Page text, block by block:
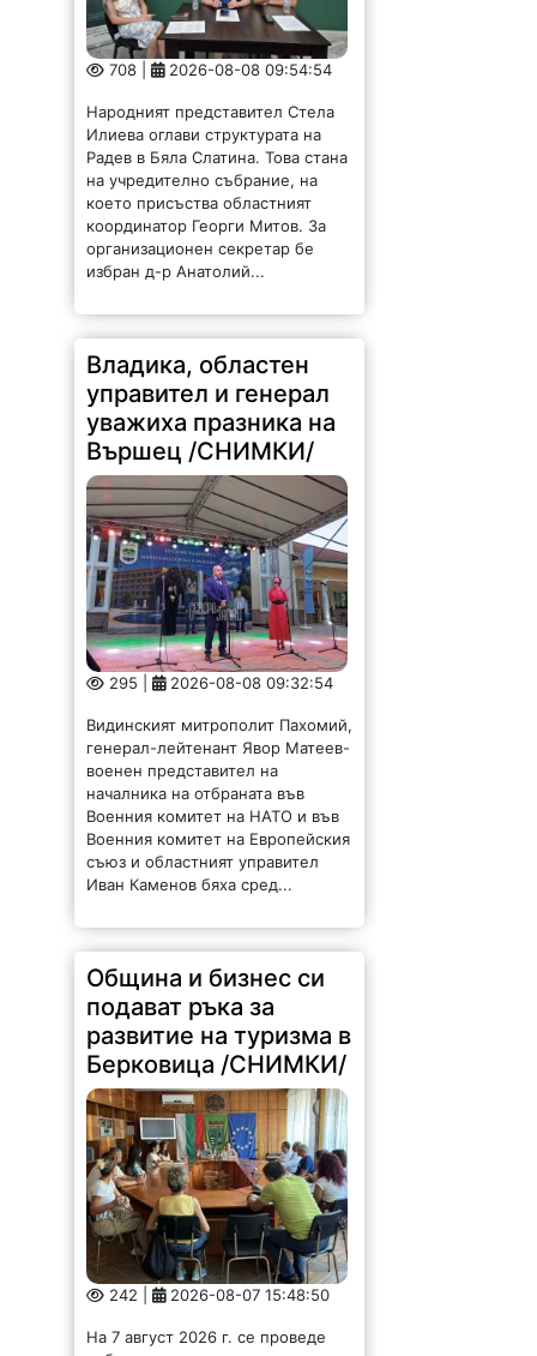
708 | 2026-08-08 09:54:54
Народният представител Стела
Илиева оглави структурата на
Радев в Бяла Слатина. Това стана
на учредително събрание, на
което присъства областният
координатор Георги Митов. За
организационен секретар бе
избран д-р Анатолий...
Владика, областен
управител и генерал
уважиха празника на
Вършец /СНИМКИ/
295 | 2026-08-08 09:32:54
Видинският митрополит Пахомий,
генерал-лейтенант Явор Матеев-
военен представител на
началника на отбраната във
Военния комитет на НАТО и във
Военния комитет на Европейския
съюз и областният управител
Иван Каменов бяха сред...
Община и бизнес си
подават ръка за
развитие на туризма в
Берковица /СНИМКИ/
242 | 2026-08-07 15:48:50
На 7 август 2026 г. се проведе